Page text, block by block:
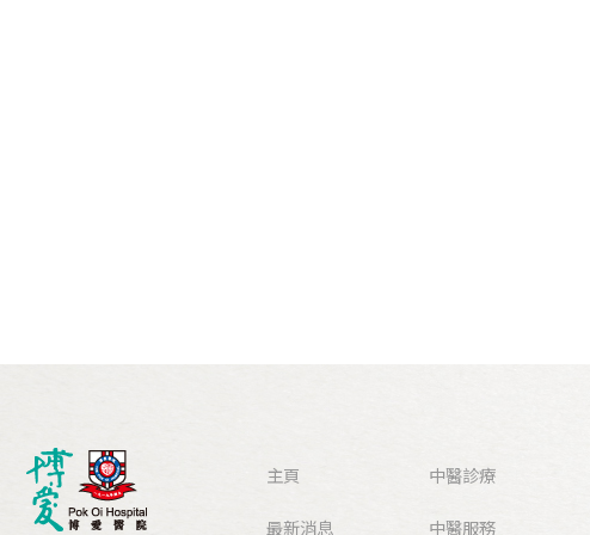
主頁
最新消息
中醫診療
中醫服務